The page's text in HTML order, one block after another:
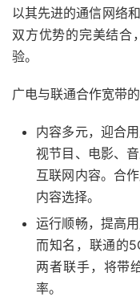
以其先进的通信网络
双方优势的完美结合
验。
广电与联通合作宽带
内容多元，迎合
视节目、电影、
互联网内容。合
内容选择。
运行顺畅，提高
而知名，联通的
两者联手，将带
率。